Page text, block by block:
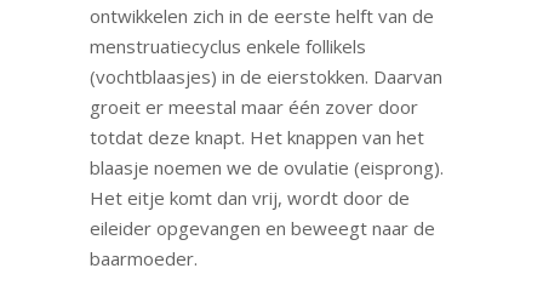
ontwikkelen zich in de eerste helft van de
menstruatiecyclus enkele follikels
(vochtblaasjes) in de eierstokken. Daarvan
groeit er meestal maar één zover door
totdat deze knapt. Het knappen van het
blaasje noemen we de ovulatie (eisprong).
Het eitje komt dan vrij, wordt door de
eileider opgevangen en beweegt naar de
baarmoeder.